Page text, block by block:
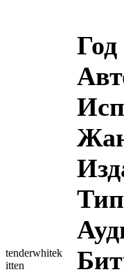
tenderwhitek
itten
Тип